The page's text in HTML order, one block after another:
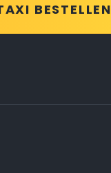
BESTELLEN